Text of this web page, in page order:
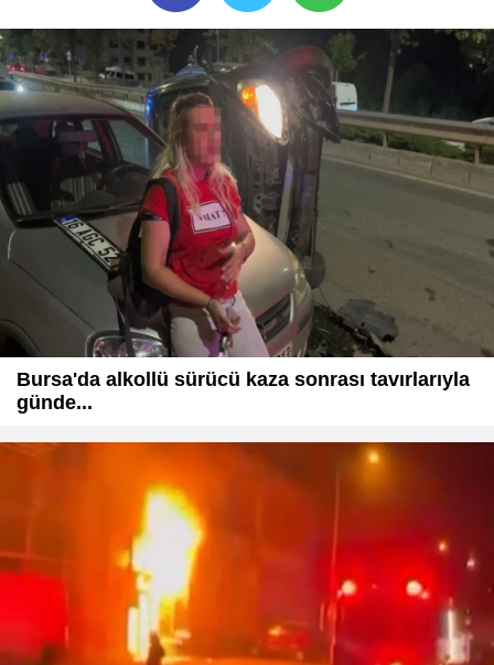
Bursa'da alkollü sürücü kaza sonrası tavırlarıyla
günde...